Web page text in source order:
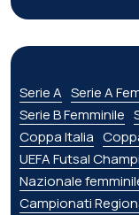
Serie A Serie A
Serie B Femminile
Coppa Italia
UEFA Futsal
Nazionale
Campionati